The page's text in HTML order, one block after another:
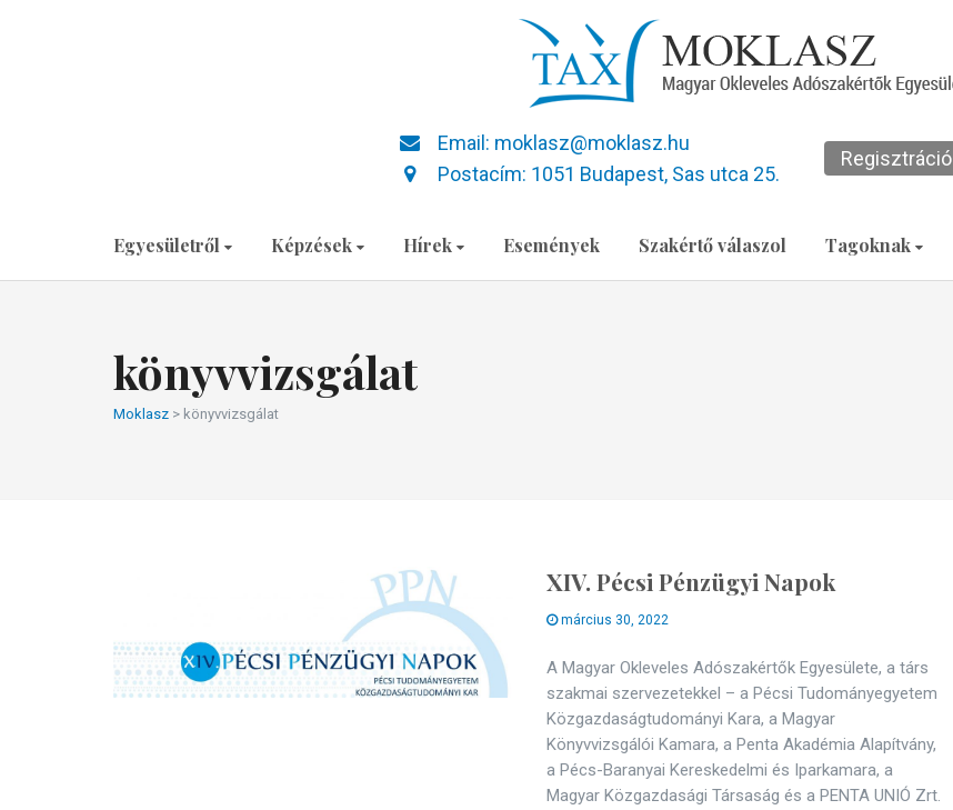
Email: moklasz@moklasz.hu
Postacím: 1051 Budapest, Sas utca 25.
Regisztráció
Egyesületről Képzések Hírek Események Szakértő válaszol Tagoknak
könyvvizsgálat
Moklasz > könyvvizsgálat
XIV. Pécsi Pénzügyi Napok
március 30, 2022
A Magyar Okleveles Adószakértők Egyesülete, a társ
szakmai szervezetekkel – a Pécsi Tudományegyetem
Közgazdaságtudományi Kara, a Magyar
Könyvvizsgálói Kamara, a Penta Akadémia Alapítvány,
a Pécs-Baranyai Kereskedelmi és Iparkamara, a
Magyar Közgazdasági Társaság és a PENTA UNIÓ Zrt.